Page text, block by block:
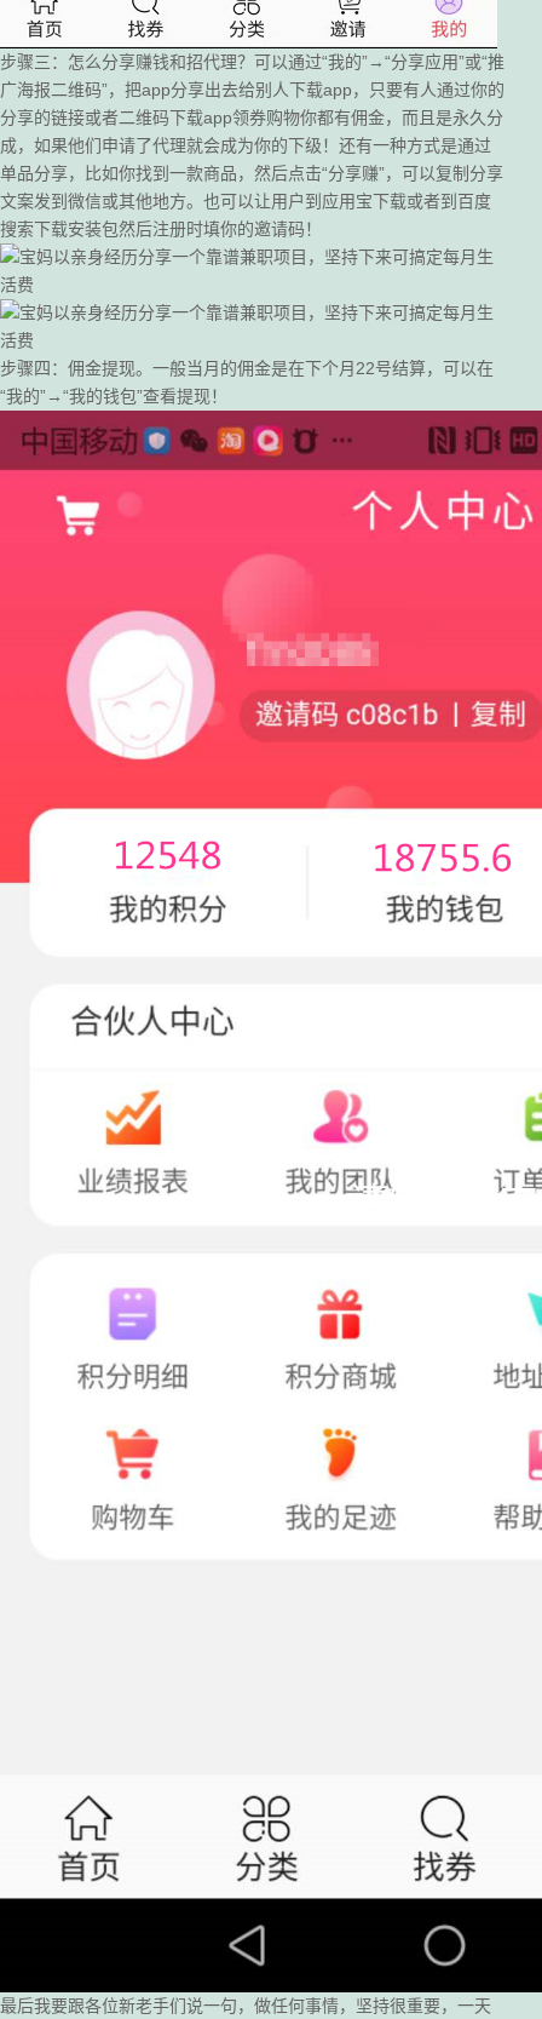
步骤三：怎么分享赚钱和招代理？可以通过“我的”→“分享应用”或“推
广海报二维码”，把app分享出去给别人下载app，只要有人通过你的
分享的链接或者二维码下载app领券购物你都有佣金，而且是永久分
成，如果他们申请了代理就会成为你的下级！还有一种方式是通过
单品分享，比如你找到一款商品，然后点击“分享赚”，可以复制分享
文案发到微信或其他地方。也可以让用户到应用宝下载或者到百度
搜索下载安装包然后注册时填你的邀请码！
步骤四：佣金提现。一般当月的佣金是在下个月22号结算，可以在
“我的”→“我的钱包”查看提现！
最后我要跟各位新老手们说一句，做任何事情，坚持很重要，一天